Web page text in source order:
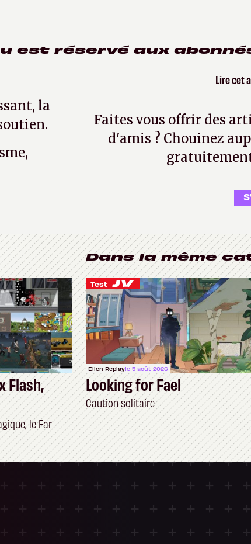
est réservé aux
la
Lire cet
Faites vous offrir des
d'amis ? Chouinez
Flash,
le Far
Dans la même
Test
Ellen Replayle 5 août 2026
Looking for Fael
Caution solitaire